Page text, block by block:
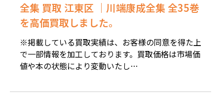
全集 買取 江東区 ｜川端康成全集 全35巻
を高価買取しました。
※掲載している買取実績は、お客様の同意を得た上
で一部情報を加工しております。買取価格は市場価
値や本の状態により変動いたし…